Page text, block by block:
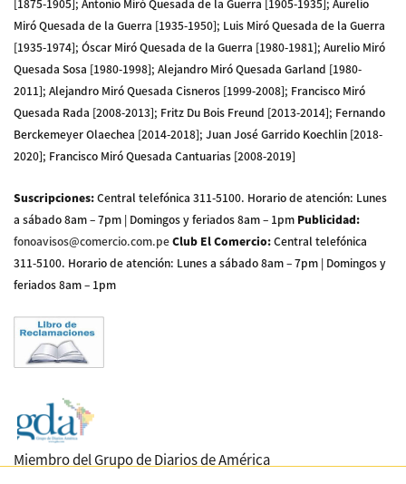
[1875-1905]; Antonio Miró Quesada de la Guerra [1905-1935]; Aurelio
Miró Quesada de la Guerra [1935-1950]; Luis Miró Quesada de la Guerra
[1935-1974]; Óscar Miró Quesada de la Guerra [1980-1981]; Aurelio Miró
Quesada Sosa [1980-1998]; Alejandro Miró Quesada Garland [1980-
2011]; Alejandro Miró Quesada Cisneros [1999-2008]; Francisco Miró
Quesada Rada [2008-2013]; Fritz Du Bois Freund [2013-2014]; Fernando
Berckemeyer Olaechea [2014-2018]; Juan José Garrido Koechlin [2018-
2020]; Francisco Miró Quesada Cantuarias [2008-2019]
Suscripciones:Central telefónica 311-5100. Horario de atención: Lunes
a sábado 8am – 7pm | Domingos y feriados 8am – 1pm Publicidad:
fonoavisos@comercio.com.peClub El Comercio:Central telefónica
311-5100. Horario de atención: Lunes a sábado 8am – 7pm | Domingos y
feriados 8am – 1pm
Miembro del Grupo de Diarios de América